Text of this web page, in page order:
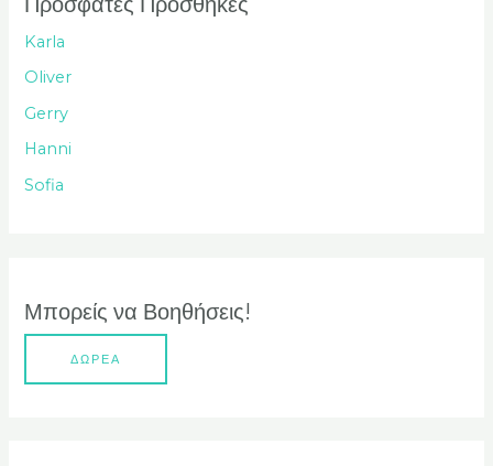
τ
γ
ι
Karla
Oliver
Gerry
Hanni
Sofia
Μπορείς να Βοηθήσεις!
ΔΩΡΕΑ